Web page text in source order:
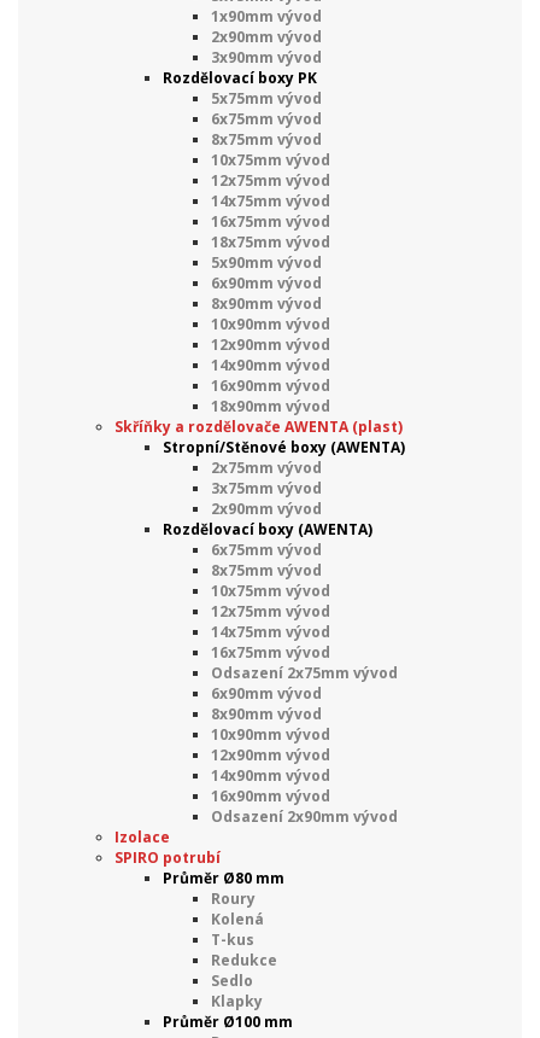
1x90mm vývod
2x90mm vývod
3x90mm vývod
Rozdělovací boxy PK
5x75mm vývod
6x75mm vývod
8x75mm vývod
10x75mm vývod
12x75mm vývod
14x75mm vývod
16x75mm vývod
18x75mm vývod
5x90mm vývod
6x90mm vývod
8x90mm vývod
10x90mm vývod
12x90mm vývod
14x90mm vývod
16x90mm vývod
18x90mm vývod
Skříňky a rozdělovače AWENTA (plast)
Stropní/Stěnové boxy (AWENTA)
2x75mm vývod
3x75mm vývod
2x90mm vývod
Rozdělovací boxy (AWENTA)
6x75mm vývod
8x75mm vývod
10x75mm vývod
12x75mm vývod
14x75mm vývod
16x75mm vývod
Odsazení 2x75mm vývod
6x90mm vývod
8x90mm vývod
10x90mm vývod
12x90mm vývod
14x90mm vývod
16x90mm vývod
Odsazení 2x90mm vývod
Izolace
SPIRO potrubí
Průměr Ø80 mm
Roury
Kolená
T-kus
Redukce
Sedlo
Klapky
Průměr Ø100 mm